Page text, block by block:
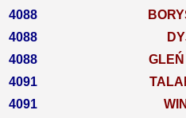
4088
4088
4088
GLEŃ
4091
4091